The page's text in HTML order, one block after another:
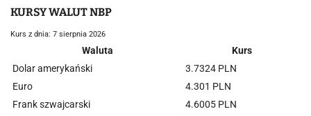
KURSY WALUT NBP
Kurs z dnia: 7 sierpnia 2026
Waluta
Kurs
Dolar amerykański
3.7324 PLN
Euro
4.301 PLN
Frank szwajcarski
4.6005 PLN